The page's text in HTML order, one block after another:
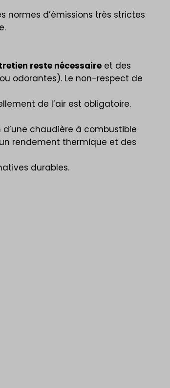
d’émissions très strictes
reste nécessaire et des
odorantes). Le non-respect de
de l’air est obligatoire.
chaudière à combustible
rendement thermique et des
durables.